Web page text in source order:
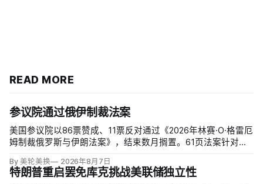
READ MORE
参议院通过俄伊制裁法案
美国参议院以86票赞成、11票反对通过《2026年林赛·O·格雷厄
姆制裁俄罗斯与伊朗法案》，结束数月搁置。61页法案针对俄
裁；同时授权对购买俄油气最多的五个国家实施定向关税，意
在切断支持俄乌战争的能源收入。
By 美轮美换 2026年8月7日
特朗普重启罢免库克挑战美联储独立性